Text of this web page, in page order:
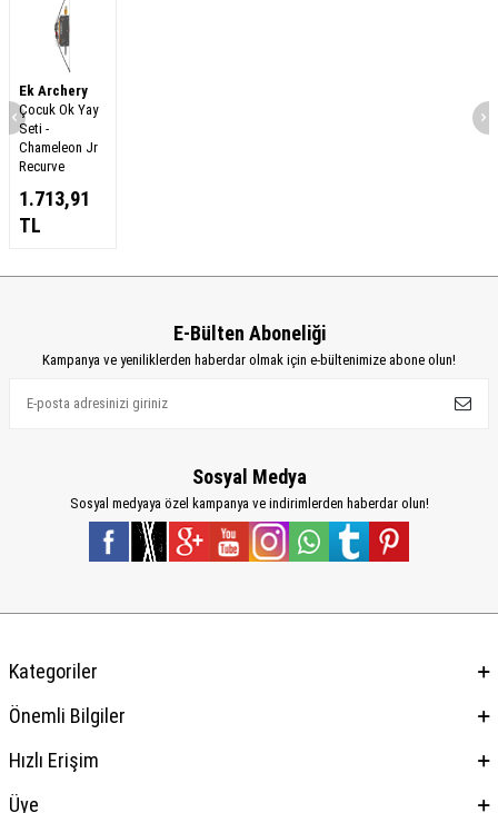
Ek Archery
Çocuk Ok Yay
Seti -
Chameleon Jr
Recurve
1.713,91
TL
E-Bülten Aboneliği
Kampanya ve yeniliklerden haberdar olmak için e-bültenimize abone olun!
Sosyal Medya
Sosyal medyaya özel kampanya ve indirimlerden haberdar olun!
Kategoriler
Önemli Bilgiler
Hızlı Erişim
Üye